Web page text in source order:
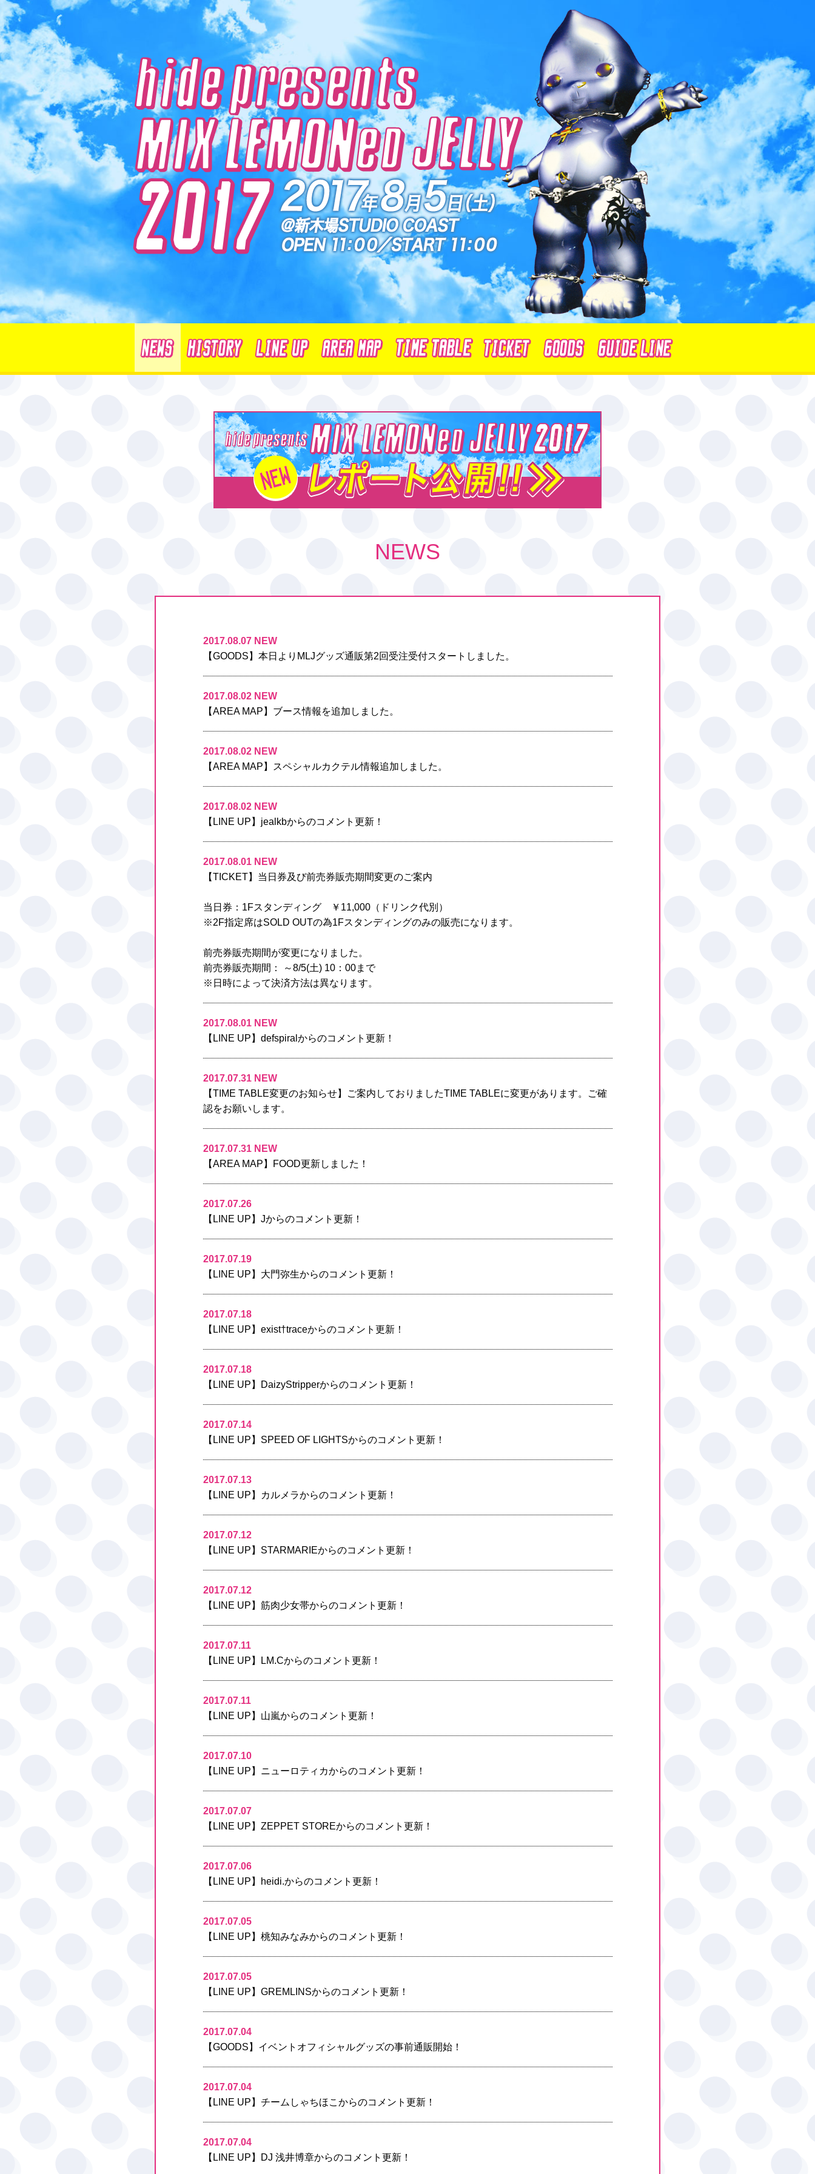
NEWS
2017.08.07 NEW
【GOODS】本日よりMLJグッズ通販第2回受注受付スタートしました。
2017.08.02 NEW
【AREA MAP】ブース情報を追加しました。
2017.08.02 NEW
【AREA MAP】スペシャルカクテル情報追加しました。
2017.08.02 NEW
【LINE UP】jealkbからのコメント更新！
2017.08.01 NEW
【TICKET】当日券及び前売券販売期間変更のご案内
当日券：1Fスタンディング ￥11,000（ドリンク代別）
※2F指定席はSOLD OUTの為1Fスタンディングのみの販売になります。
前売券販売期間が変更になりました。
前売券販売期間： ～8/5(土) 10：00まで
※日時によって決済方法は異なります。
2017.08.01 NEW
【LINE UP】defspiralからのコメント更新！
2017.07.31 NEW
【TIME TABLE変更のお知らせ】ご案内しておりましたTIME TABLEに変更があります。ご確
認をお願いします。
2017.07.31 NEW
【AREA MAP】FOOD更新しました！
2017.07.26
【LINE UP】Jからのコメント更新！
2017.07.19
【LINE UP】大門弥生からのコメント更新！
2017.07.18
【LINE UP】exist†traceからのコメント更新！
2017.07.18
【LINE UP】DaizyStripperからのコメント更新！
2017.07.14
【LINE UP】SPEED OF LIGHTSからのコメント更新！
2017.07.13
【LINE UP】カルメラからのコメント更新！
2017.07.12
【LINE UP】STARMARIEからのコメント更新！
2017.07.12
【LINE UP】筋肉少女帯からのコメント更新！
2017.07.11
【LINE UP】LM.Cからのコメント更新！
2017.07.11
【LINE UP】山嵐からのコメント更新！
2017.07.10
【LINE UP】ニューロティカからのコメント更新！
2017.07.07
【LINE UP】ZEPPET STOREからのコメント更新！
2017.07.06
【LINE UP】heidi.からのコメント更新！
2017.07.05
【LINE UP】桃知みなみからのコメント更新！
2017.07.05
【LINE UP】GREMLINSからのコメント更新！
2017.07.04
【GOODS】イベントオフィシャルグッズの事前通販開始！
2017.07.04
【LINE UP】チームしゃちほこからのコメント更新！
2017.07.04
【LINE UP】DJ 浅井博章からのコメント更新！